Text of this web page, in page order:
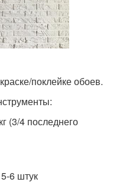
поклейке обоев.
(3/4 последнего
6 штук